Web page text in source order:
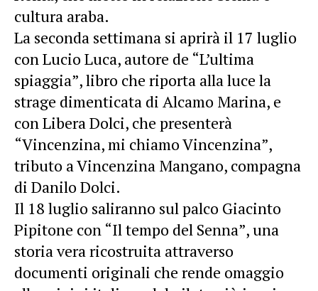
cultura araba.
La seconda settimana si aprirà il 17 luglio
con Lucio Luca, autore de “L’ultima
spiaggia”, libro che riporta alla luce la
strage dimenticata di Alcamo Marina, e
con Libera Dolci, che presenterà
“Vincenzina, mi chiamo Vincenzina”,
tributo a Vincenzina Mangano, compagna
di Danilo Dolci.
Il 18 luglio saliranno sul palco Giacinto
Pipitone con “Il tempo del Senna”, una
storia vera ricostruita attraverso
documenti originali che rende omaggio